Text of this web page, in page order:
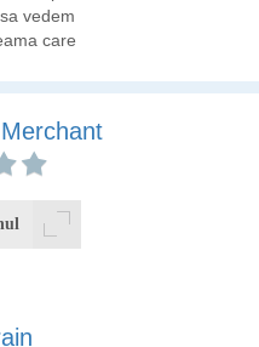
vedem
care
la
si sageta SUS pentru a